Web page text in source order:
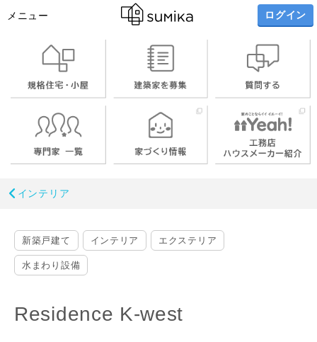
メニュー ログイン
インテリア
新築戸建て インテリア エクステリア
水まわり設備
Residence K-west